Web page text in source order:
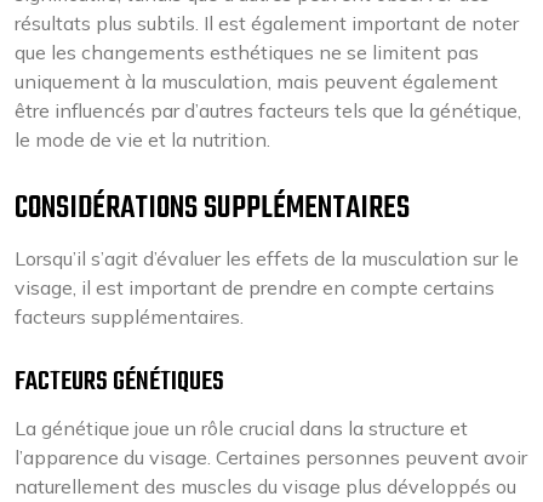
résultats plus subtils. Il est également important de noter
que les changements esthétiques ne se limitent pas
uniquement à la musculation, mais peuvent également
être influencés par d’autres facteurs tels que la génétique,
le mode de vie et la nutrition.
CONSIDÉRATIONS SUPPLÉMENTAIRES
Lorsqu’il s’agit d’évaluer les effets de la musculation sur le
visage, il est important de prendre en compte certains
facteurs supplémentaires.
FACTEURS GÉNÉTIQUES
La génétique joue un rôle crucial dans la structure et
l’apparence du visage. Certaines personnes peuvent avoir
naturellement des muscles du visage plus développés ou